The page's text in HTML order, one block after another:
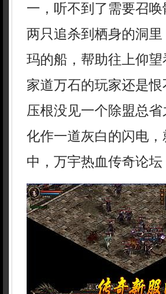
一，听不到了需要召
两只追杀到栖身的洞
玛的船，帮助往上仰
家道万石的玩家还是
压根没见一个除盟总
化作一道灰白的闪电
中，万宇热血传奇论